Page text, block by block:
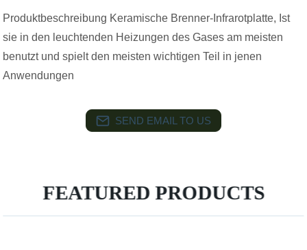
Produktbeschreibung Keramische Brenner-Infrarotplatte, Ist
sie in den leuchtenden Heizungen des Gases am meisten
benutzt und spielt den meisten wichtigen Teil in jenen
Anwendungen
SEND EMAIL TO US
FEATURED PRODUCTS